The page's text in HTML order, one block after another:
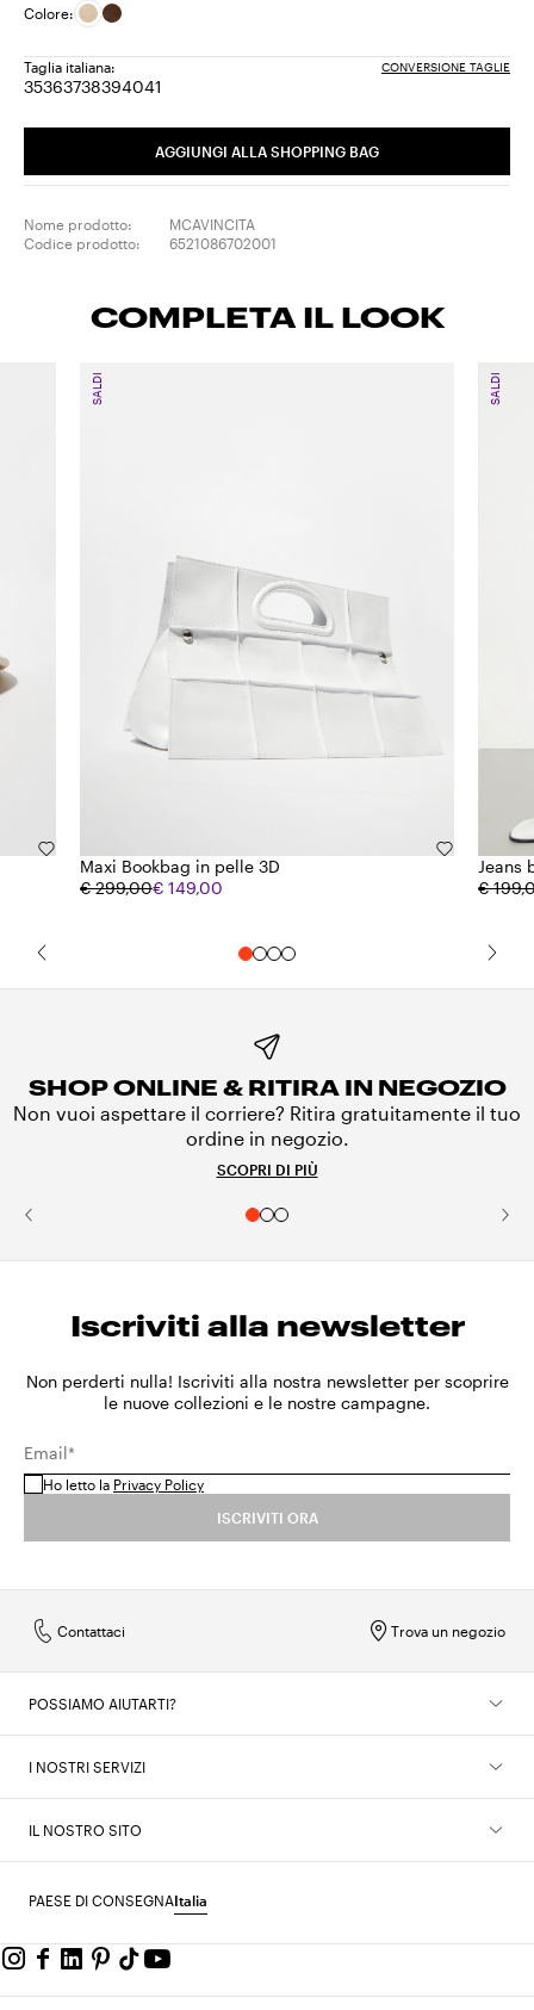
Colore:
Taglia italiana: CONVERSIONE TAGLIE
35Taglia:
36Taglia:
37Taglia:
38Taglia:
39Taglia:
40Taglia:
41Taglia:
AGGIUNGI ALLA SHOPPING BAG
Nome prodotto:
MCAVINCITA
Codice prodotto:
6521086702001
COMPLETA IL LOOK
Maxi Bookbag in pelle 3D
€ 299,00€ 149,00
SALDI
Jeans
€
SALDI
SHOP ONLINE & RITIRA IN NEGOZIO
Non vuoi aspettare il corriere? Ritira gratuitamente il tuo
ordine in negozio.
SCOPRI DI PIÙ
Iscriviti alla newsletter
Non perderti nulla! Iscriviti alla nostra newsletter per scoprire
le nuove collezioni e le nostre campagne.
Email*
Ho letto la Privacy Policy
ISCRIVITI ORA
Trova un negozio
Contattaci
POSSIAMO AIUTARTI?
I NOSTRI SERVIZI
IL NOSTRO SITO
PAESE DI CONSEGNAItalia